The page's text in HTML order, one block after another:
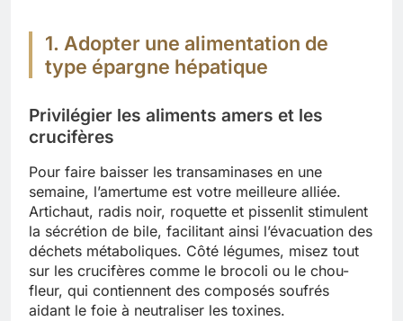
1. Adopter une alimentation de
type épargne hépatique
Privilégier les aliments amers et les
crucifères
Pour faire baisser les transaminases en une
semaine, l’amertume est votre meilleure alliée.
Artichaut, radis noir, roquette et pissenlit stimulent
la sécrétion de bile, facilitant ainsi l’évacuation des
déchets métaboliques. Côté légumes, misez tout
sur les crucifères comme le brocoli ou le chou-
fleur, qui contiennent des composés soufrés
aidant le foie à neutraliser les toxines.